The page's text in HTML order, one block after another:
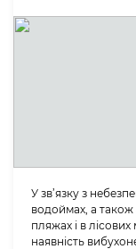
У зв’язку з
водоймах, а
пляжах і в
наявність